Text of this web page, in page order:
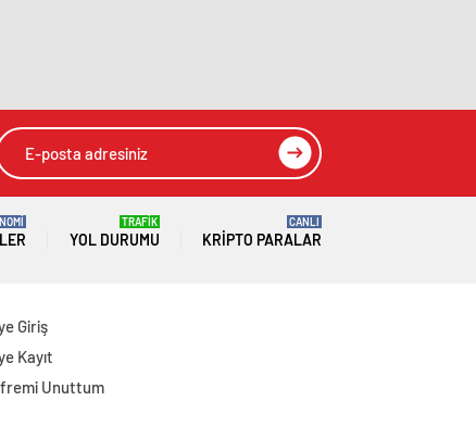
YOL DURUMU
TRAFİK
KRIPTO PARALAR
CANLI
Giriş
Kayıt
Unuttum